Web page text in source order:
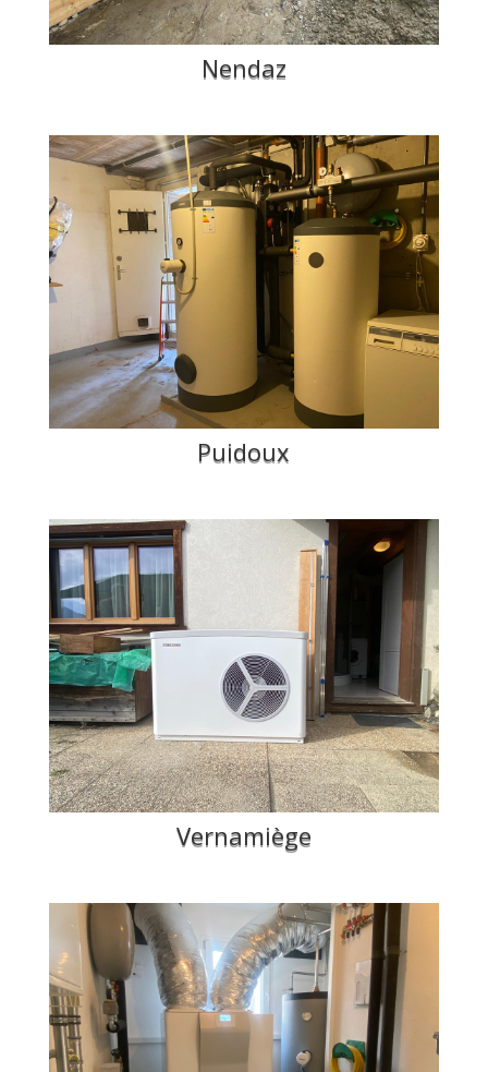
Nendaz
Puidoux
Vernamiège